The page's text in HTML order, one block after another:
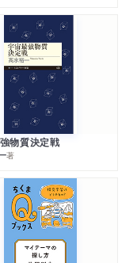
物質決定戦
著